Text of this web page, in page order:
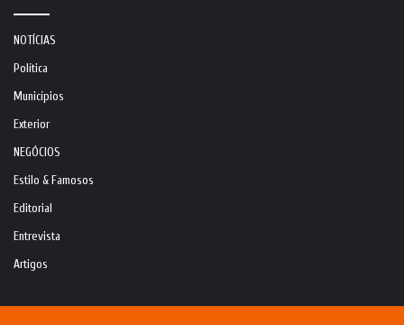
NOTÍCIAS
Política
Municípios
Exterior
NEGÓCIOS
Estilo & Famosos
Editorial
Entrevista
Artigos